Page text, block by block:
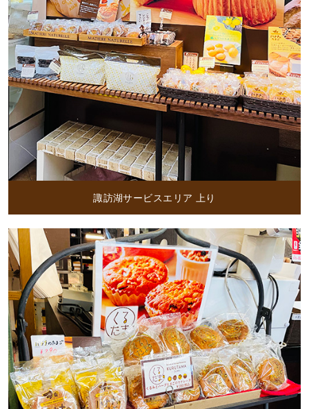
諏訪湖サービスエリア 上り